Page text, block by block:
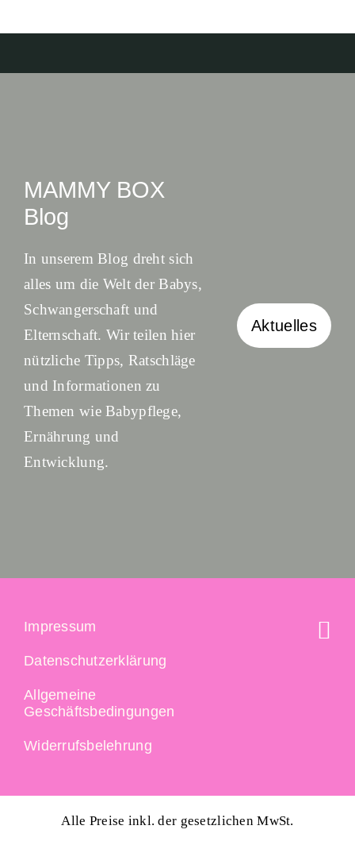
MAMMY BOX
Blog
In unserem Blog dreht sich
alles um die Welt der Babys,
Schwangerschaft und
Elternschaft. Wir teilen hier
nützliche Tipps, Ratschläge
und Informationen zu
Themen wie Babypflege,
Ernährung und
Entwicklung.
Aktuelles
Impressum
Datenschutzerklärung
Allgemeine
Geschäftsbedingungen
Widerrufsbelehrung
Alle Preise inkl. der gesetzlichen MwSt.